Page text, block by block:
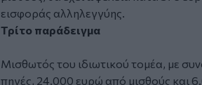
εισφοράς αλληλεγγύης.
Τρίτο παράδειγμα
Μισθωτός του ιδιωτικού τομέα, με
πηγές, 24.000 ευρώ από μισθούς και